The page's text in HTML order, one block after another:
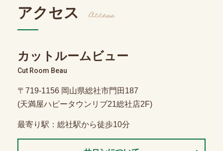
アクセス Access
カットルームビュー
Cut Room Beau
〒719-1156 岡山県総社市門田187
(天満屋ハピータウンリブ21総社店2F)
最寄り駅：総社駅から徒歩10分